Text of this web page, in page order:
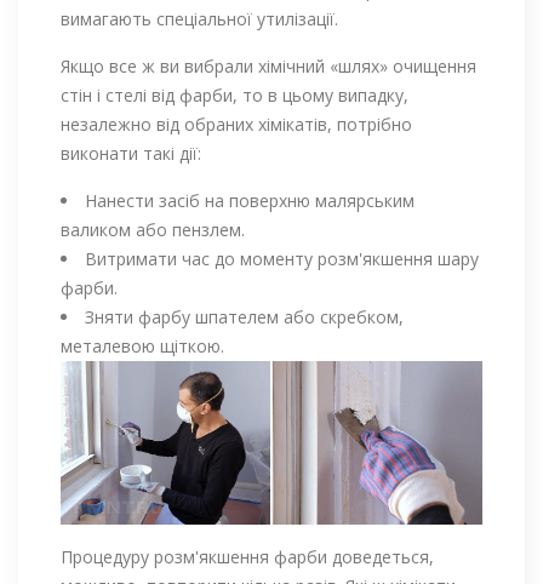
вимагають спеціальної утилізації.
Якщо все ж ви вибрали хімічний «шлях» очищення
стін і стелі від фарби, то в цьому випадку,
незалежно від обраних хімікатів, потрібно
виконати такі дії:
Нанести засіб на поверхню малярським
валиком або пензлем.
Витримати час до моменту розм'якшення шару
фарби.
Зняти фарбу шпателем або скребком,
металевою щіткою.
Процедуру розм'якшення фарби доведеться,